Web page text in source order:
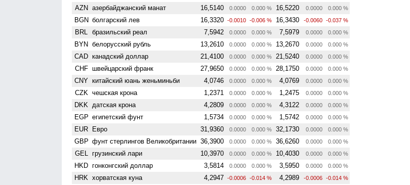
AZN азербайджанский манат 16,5140 0.0000 0.000 % 16,5220 0.0000 0.000 %
BGN болгарский лев 16,3320 -0.0010 -0.006 % 16,3430 -0.0060 -0.037 %
BRL бразильский реал 7,5942 0.0000 0.000 % 7,5979 0.0000 0.000 %
BYN белорусский рубль 13,2610 0.0000 0.000 % 13,2670 0.0000 0.000 %
CAD канадский доллар 21,4100 0.0000 0.000 % 21,5240 0.0000 0.000 %
CHF швейцарский франк 27,9650 0.0000 0.000 % 28,1750 0.0000 0.000 %
CNY китайский юань женьминьби 4,0746 0.0000 0.000 % 4,0769 0.0000 0.000 %
CZK чешская крона 1,2371 0.0000 0.000 % 1,2475 0.0000 0.000 %
DKK датская крона 4,2809 0.0000 0.000 % 4,3122 0.0000 0.000 %
EGP египетский фунт 1,5734 0.0000 0.000 % 1,5742 0.0000 0.000 %
EUR Евро 31,9360 0.0000 0.000 % 32,1730 0.0000 0.000 %
GBP фунт стерлингов Велико­британии 36,3900 0.0000 0.000 % 36,6260 0.0000 0.000 %
GEL грузинский лари 10,3970 0.0000 0.000 % 10,4030 0.0000 0.000 %
HKD гонконгский доллар 3,5814 0.0000 0.000 % 3,5950 0.0000 0.000 %
HRK хорватская куна 4,2947 -0.0006 -0.014 % 4,2989 -0.0006 -0.014 %